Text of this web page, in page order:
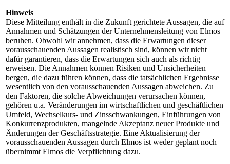
Hinweis
Diese Mitteilung enthält in die Zukunft gerichtete Aussagen, die auf
Annahmen und Schätzungen der Unternehmensleitung von Elmos
beruhen. Obwohl wir annehmen, dass die Erwartungen dieser
vorausschauenden Aussagen realistisch sind, können wir nicht
dafür garantieren, dass die Erwartungen sich auch als richtig
erweisen. Die Annahmen können Risiken und Unsicherheiten
bergen, die dazu führen können, dass die tatsächlichen Ergebnisse
wesentlich von den vorausschauenden Aussagen abweichen. Zu
den Faktoren, die solche Abweichungen verursachen können,
gehören u.a. Veränderungen im wirtschaftlichen und geschäftlichen
Umfeld, Wechselkurs- und Zinsschwankungen, Einführungen von
Konkurrenzprodukten, mangelnde Akzeptanz neuer Produkte und
Änderungen der Geschäftsstrategie. Eine Aktualisierung der
vorausschauenden Aussagen durch Elmos ist weder geplant noch
übernimmt Elmos die Verpflichtung dazu.